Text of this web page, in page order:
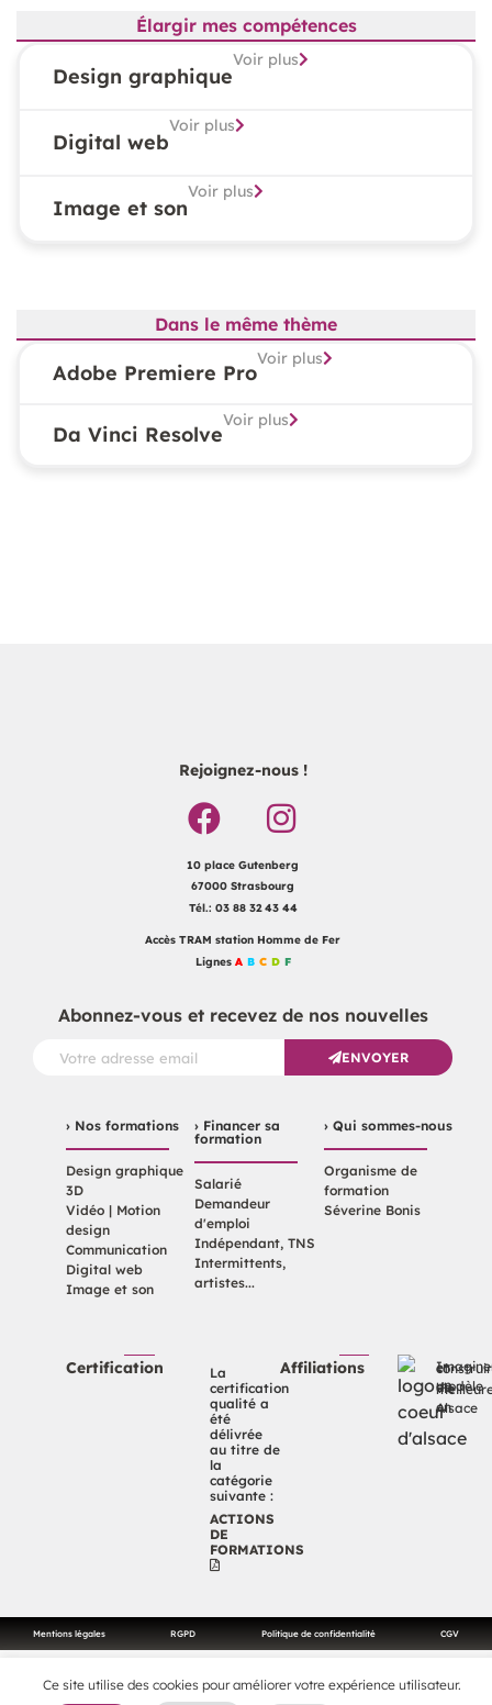
Élargir mes compétences
Design graphique
Voir plus
Digital web
Voir plus
Image et son
Voir plus
Dans le même thème
Adobe Premiere Pro
Voir plus
Da Vinci Resolve
Voir plus
Rejoignez-nous !
10 place Gutenberg
67000 Strasbourg
Tél.: 03 88 32 43 44
Accès TRAM station Homme de Fer
Lignes A B C D F
Abonnez-vous et recevez de nos nouvelles
ENVOYER
› Nos formations
Design graphique
3D
Vidéo | Motion
design
Communication
Digital web
Image et son
› Financer sa
formation
Salarié
Demandeur
d'emploi
Indépendant, TNS
Intermittents,
artistes...
› Qui sommes-nous
Organisme de
formation
Séverine Bonis
Certification
La
certification
qualité a
été
délivrée
au titre de
la
catégorie
suivante :
ACTIONS
DE
FORMATIONS
Affiliations
Imaginer et
un modèle de vie
en Alsace
Mentions légales RGPD Politique de confidentialité CGV
Ce site utilise des cookies pour améliorer votre expérience utilisateur.